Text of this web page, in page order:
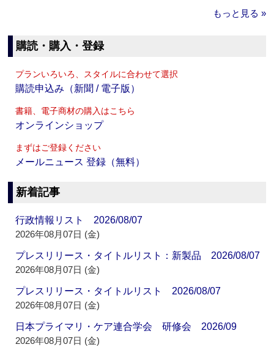
もっと見る »
購読・購入・登録
プランいろいろ、スタイルに合わせて選択
購読申込み（新聞 / 電子版）
書籍、電子商材の購入はこちら
オンラインショップ
まずはご登録ください
メールニュース 登録（無料）
新着記事
行政情報リスト 2026/08/07
2026年08月07日 (金)
プレスリリース・タイトルリスト：新製品 2026/08/07
2026年08月07日 (金)
プレスリリース・タイトルリスト 2026/08/07
2026年08月07日 (金)
日本プライマリ・ケア連合学会 研修会 2026/09
2026年08月07日 (金)